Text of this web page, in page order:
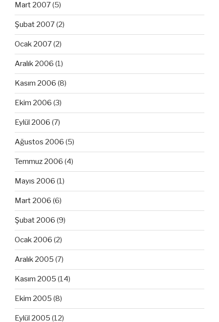
Mart 2007(5)
Şubat 2007(2)
Ocak 2007(2)
Aralık 2006 (1)
Kasım 2006 (8)
Ekim 2006 (3)
Eylül 2006 (7)
Ağustos 2006 (5)
Temmuz 2006 (4)
Mayıs 2006 (1)
Mart 2006 (6)
Şubat 2006 (9)
Ocak 2006 (2)
Aralık 2005 (7)
Kasım 2005 (14)
Ekim 2005 (8)
Eylül 2005 (12)